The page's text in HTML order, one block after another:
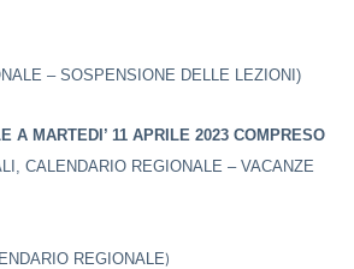
– SOSPENSIONE DELLE LEZIONI)
A MARTEDI’ 11 APRILE 2023 COMPRESO
CALENDARIO REGIONALE – VACANZE
REGIONALE)